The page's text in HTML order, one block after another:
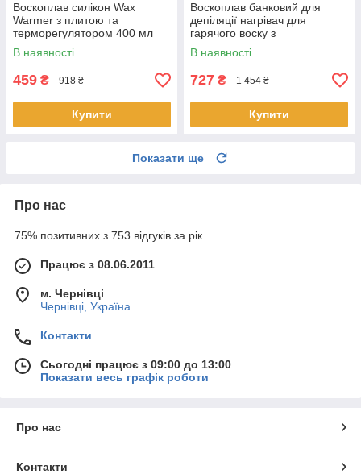
Воскоплав силікон Wax
Warmer з плитою та
терморегулятором 400 мл
для розігріву воску 100 Вт
Рожевий
В наявності
459 ₴ 918 ₴
Купити
Воскоплав банковий для
депіляції нагрівач для
гарячого воску з
терморегулятором Pro Wax
300mini 150мл
В наявності
727 ₴ 1 454 ₴
Купити
Показати ще
Про нас
75% позитивних з 753 відгуків за рік
Працює з 08.06.2011
м. Чернівці
Чернівці, Україна
Контакти
Сьогодні працює з 09:00 до 13:00
Показати весь графік роботи
Про нас
Контакти